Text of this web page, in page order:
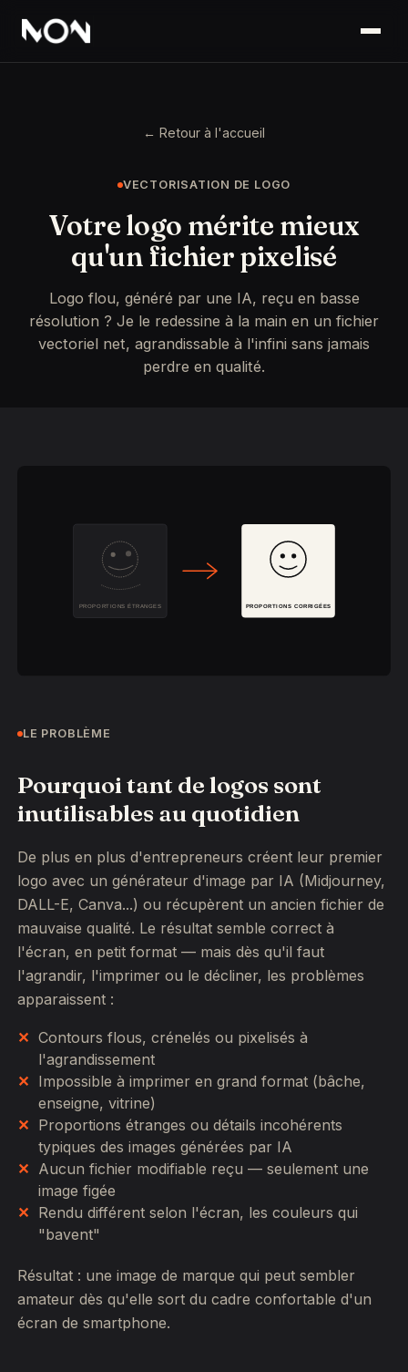
← Retour à l'accueil
VECTORISATION DE LOGO
Votre logo mérite mieux
qu'un fichier pixelisé
Logo flou, généré par une IA, reçu en basse
résolution ? Je le redessine à la main en un fichier
vectoriel net, agrandissable à l'infini sans jamais
perdre en qualité.
LE PROBLÈME
Pourquoi tant de logos sont
inutilisables au quotidien
De plus en plus d'entrepreneurs créent leur premier
logo avec un générateur d'image par IA (Midjourney,
DALL-E, Canva...) ou récupèrent un ancien fichier de
mauvaise qualité. Le résultat semble correct à
l'écran, en petit format — mais dès qu'il faut
l'agrandir, l'imprimer ou le décliner, les problèmes
apparaissent :
Contours flous, crénelés ou pixelisés à
l'agrandissement
Impossible à imprimer en grand format (bâche,
enseigne, vitrine)
Proportions étranges ou détails incohérents
typiques des images générées par IA
Aucun fichier modifiable reçu — seulement une
image figée
Rendu différent selon l'écran, les couleurs qui
"bavent"
Résultat : une image de marque qui peut sembler
amateur dès qu'elle sort du cadre confortable d'un
écran de smartphone.